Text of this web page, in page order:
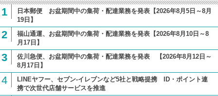
1
日本郵便 お盆期間中の集荷・配達業務を発表【2026年8月5日～8月
19日】
2
福山通運、お盆期間中の集荷・配達業務を発表【2026年8月10日～8
月17日】
3
佐川急便、お盆期間中の集荷・配達業務を発表 【2026年8月12日～
8月17日】
4
LINEヤフー、セブン-イレブンなど5社と戦略提携 ID・ポイント連
携で次世代店舗サービスを推進